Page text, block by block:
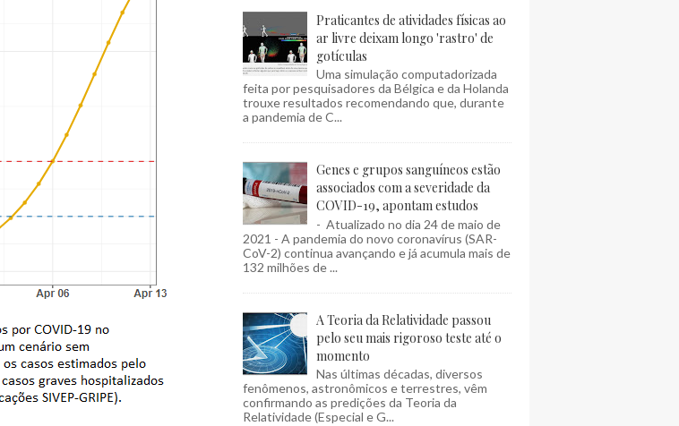
Praticantes de atividades físicas ao
ar livre deixam longo 'rastro' de
gotículas
Uma simulação computadorizada
feita por pesquisadores da Bélgica e da Holanda
trouxe resultados recomendando que, durante
a pandemia de C...
Genes e grupos sanguíneos estão
associados com a severidade da
COVID-19, apontam estudos
- Atualizado no dia 24 de maio de
2021 - A pandemia do novo coronavírus (SAR-
CoV-2) continua avançando e já acumula mais de
132 milhões de ...
A Teoria da Relatividade passou
pelo seu mais rigoroso teste até o
momento
Nas últimas décadas, diversos
fenômenos, astronômicos e terrestres, vêm
confirmando as predições da Teoria da
Relatividade (Especial e G...